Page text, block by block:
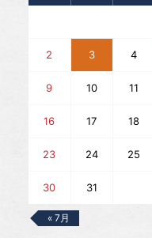
2 3 4
9 10 11
16 17 18
23 24 25
30 31
« 7月